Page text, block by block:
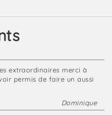
extraordinaires merci à
permis de faire un aussi
Dominique